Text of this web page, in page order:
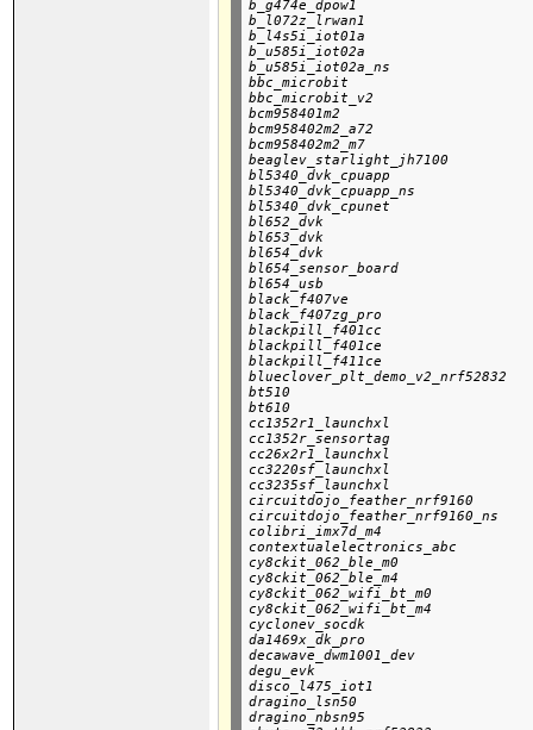
b_g474e_dpow1
b_l072z_lrwan1
b_l4s5i_iot01a
b_u585i_iot02a
b_u585i_iot02a_ns
bbc_microbit
bbc_microbit_v2
bcm958401m2
bcm958402m2_a72
bcm958402m2_m7
beaglev_starlight_jh7100
bl5340_dvk_cpuapp
bl5340_dvk_cpuapp_ns
bl5340_dvk_cpunet
bl652_dvk
bl653_dvk
bl654_dvk
bl654_sensor_board
bl654_usb
black_f407ve
black_f407zg_pro
blackpill_f401cc
blackpill_f401ce
blackpill_f411ce
blueclover_plt_demo_v2_nrf52832
bt510
bt610
cc1352r1_launchxl
cc1352r_sensortag
cc26x2r1_launchxl
cc3220sf_launchxl
cc3235sf_launchxl
circuitdojo_feather_nrf9160
circuitdojo_feather_nrf9160_ns
colibri_imx7d_m4
contextualelectronics_abc
cy8ckit_062_ble_m0
cy8ckit_062_ble_m4
cy8ckit_062_wifi_bt_m0
cy8ckit_062_wifi_bt_m4
cyclonev_socdk
da1469x_dk_pro
decawave_dwm1001_dev
degu_evk
disco_l475_iot1
dragino_lsn50
dragino_nbsn95